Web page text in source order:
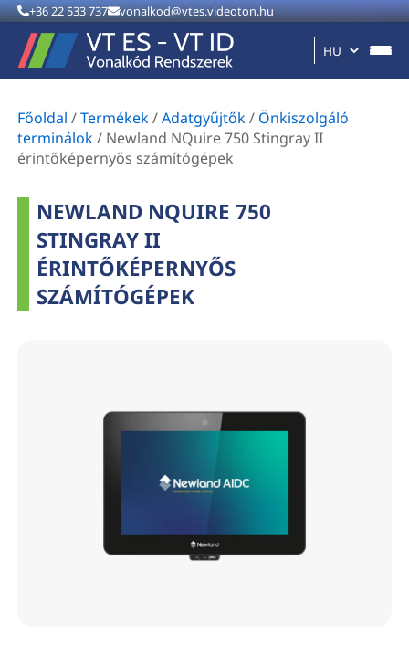
+36 22 533 737 vonalkod@vtes.videoton.hu
Főoldal /Termékek/Adatgyűjtők/ Önkiszolgáló
terminálok/ Newland NQuire 750 Stingray II
érintőképernyős számítógépek
NEWLAND NQUIRE 750
STINGRAY II
ÉRINTŐKÉPERNYŐS
SZÁMÍTÓGÉPEK